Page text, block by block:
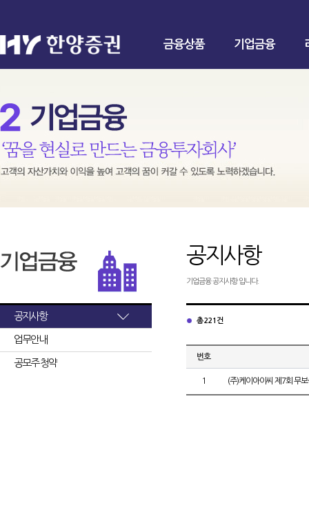
금융상품 기업금융
공지사항
업무안내
공모주 청약
공지사항
기업금융 공지사항 입니다.
총 221건
번호
1 (주)케이아이씨 제7회 무